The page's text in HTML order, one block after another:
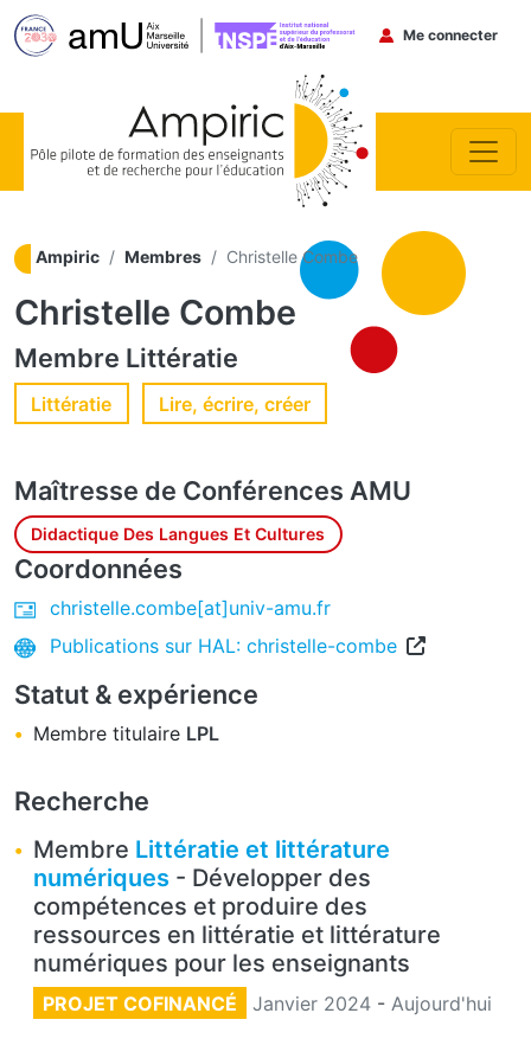
Menu du
Me connecter
Ampiric Membres Christelle Combe
Christelle Combe
Membre Littératie
Littératie Lire, écrire, créer
Maîtresse de Conférences AMU
Didactique Des Langues Et Cultures
Coordonnées
christelle.combe[at]univ-amu.fr
Publications sur HAL: christelle-combe
Statut & expérience
Membre titulaire LPL
Recherche
Membre Littératie et littérature
numériques - Développer des
compétences et produire des
ressources en littératie et littérature
numériques pour les enseignants
PROJET COFINANCÉ Janvier 2024 - Aujourd'hui